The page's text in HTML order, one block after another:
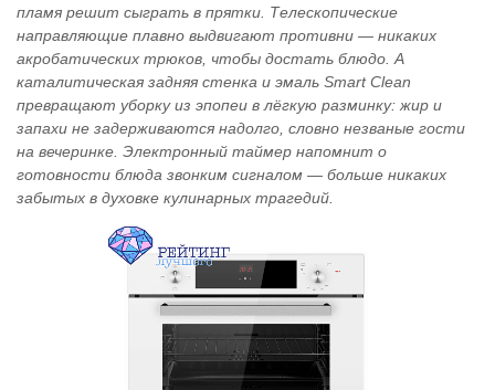
пламя решит сыграть в прятки. Телескопические
направляющие плавно выдвигают противни — никаких
акробатических трюков, чтобы достать блюдо. А
каталитическая задняя стенка и эмаль Smart Clean
превращают уборку из эпопеи в лёгкую разминку: жир и
запахи не задерживаются надолго, словно незваные гости
на вечеринке. Электронный таймер напомнит о
готовности блюда звонким сигналом — больше никаких
забытых в духовке кулинарных трагедий.